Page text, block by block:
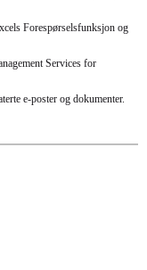
Forespørselsfunksjon og
Services for
e-poster og dokumenter.